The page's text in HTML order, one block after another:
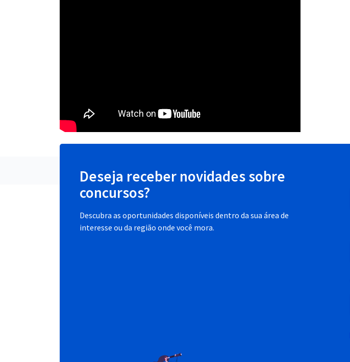
Deseja receber novidades sobre
concursos?
Descubra as oportunidades disponíveis dentro da sua área de
interesse ou da região onde você mora.